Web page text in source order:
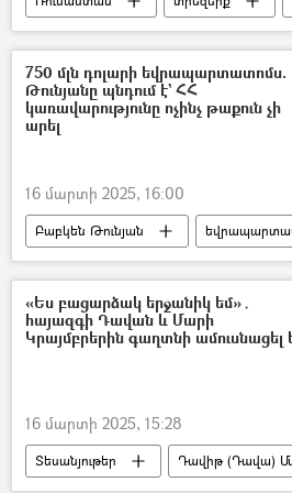
750 մլն դոլարի եվրապարտատոմս.
Թունյանը պնդում է` ՀՀ
կառավարությունը ոչինչ թաքուն չի
արել
16 մարտի 2025, 16:00
Բաբկեն Թունյան
Հայաստան
Արթուր Դանիելյան
«Ես բացարձակ երջանիկ եմ»․
հայազգի Դավան և Մարի
Կրայմբրերին գաղտնի ամուսնացել
16 մարտի 2025, 15:28
Տեսանյութեր
Դավիթ (Դավա)